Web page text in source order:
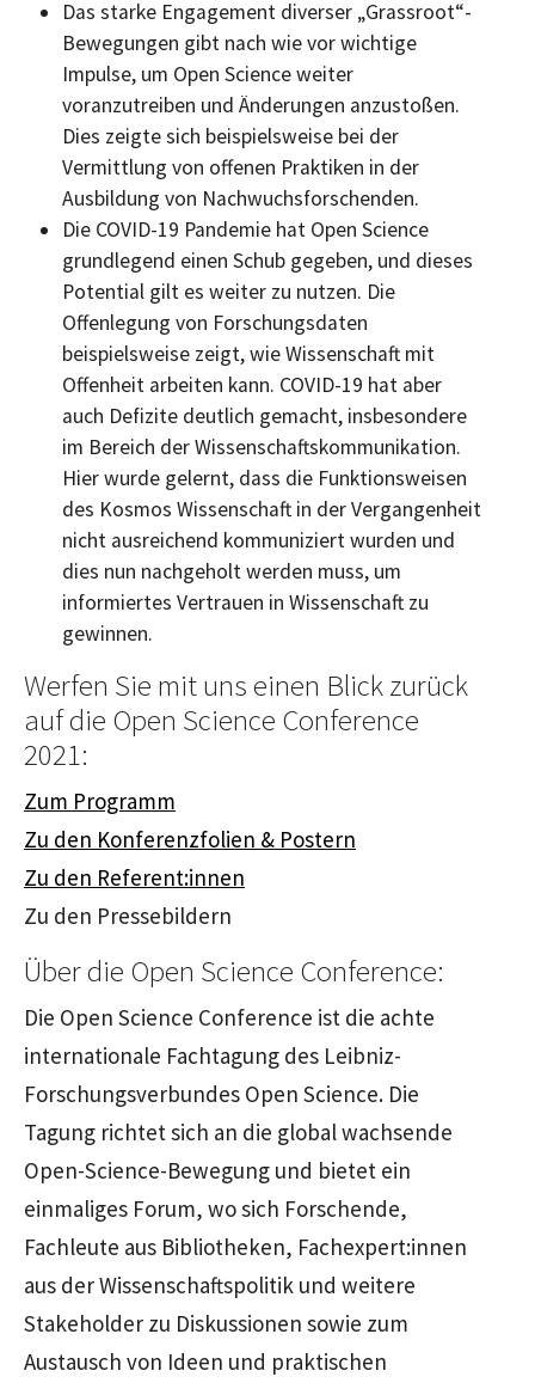
Das starke Engagement diverser „Grassroot“-
Bewegungen gibt nach wie vor wichtige
Impulse, um Open Science weiter
voranzutreiben und Änderungen anzustoßen.
Dies zeigte sich beispielsweise bei der
Vermittlung von offenen Praktiken in der
Ausbildung von Nachwuchsforschenden.
Die COVID-19 Pandemie hat Open Science
grundlegend einen Schub gegeben, und dieses
Potential gilt es weiter zu nutzen. Die
Offenlegung von Forschungsdaten
beispielsweise zeigt, wie Wissenschaft mit
Offenheit arbeiten kann. COVID-19 hat aber
auch Defizite deutlich gemacht, insbesondere
im Bereich der Wissenschaftskommunikation.
Hier wurde gelernt, dass die Funktionsweisen
des Kosmos Wissenschaft in der Vergangenheit
nicht ausreichend kommuniziert wurden und
dies nun nachgeholt werden muss, um
informiertes Vertrauen in Wissenschaft zu
gewinnen.
Werfen Sie mit uns einen Blick zurück
auf die Open Science Conference
2021:
Zum Programm
Zu den Konferenzfolien & Postern
Zu den Referent:innen
Zu den Pressebildern
Über die Open Science Conference:
Die Open Science Conference ist die achte
internationale Fachtagung des Leibniz-
Forschungsverbundes Open Science. Die
Tagung richtet sich an die global wachsende
Open-Science-Bewegung und bietet ein
einmaliges Forum, wo sich Forschende,
Fachleute aus Bibliotheken, Fachexpert:innen
aus der Wissenschaftspolitik und weitere
Stakeholder zu Diskussionen sowie zum
Austausch von Ideen und praktischen